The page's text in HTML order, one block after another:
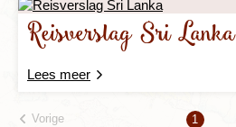
Reisverslag Sri Lanka
Lees meer
Vorige 1